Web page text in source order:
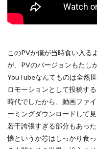
このPVが僕が当時食い入る
が、PVのバージョンもたし
YouTubeなんてものは全然
ロモーションとして投稿す
時代でしたから、動画ファ
ーミングダウンロードして
若干誇張すぎる部分もあっ
懐というか芯はしっかり食